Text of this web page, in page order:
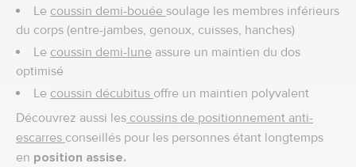
Le coussin demi-bouée soulage les membres inférieurs
du corps (entre-jambes, genoux, cuisses, hanches)
Le coussin demi-lune assure un maintien du dos
optimisé
Le coussin décubitus offre un maintien polyvalent
Découvrez aussi les coussins de positionnement anti-
escarres conseillés pour les personnes étant longtemps
en position assise.